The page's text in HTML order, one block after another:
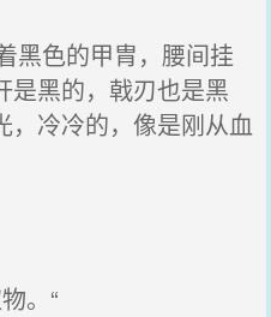
黑色的甲胄，腰间挂
是黑的，戟刃也是黑
，冷冷的，像是刚从血
。“